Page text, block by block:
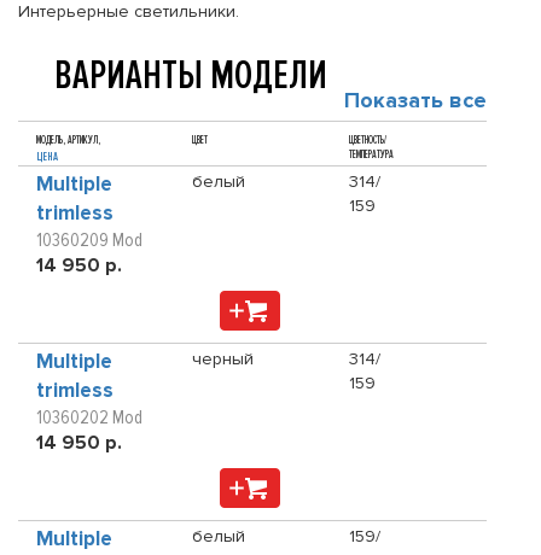
Интерьерные светильники.
ВАРИАНТЫ МОДЕЛИ Показать все
МОДЕЛЬ, АРТИКУЛ,
ЦЕНА
ЦВЕТ
ЦВЕТНОСТЬ/
ТЕМПЕРАТУРА
Multiple
trimless
10360209 Mod
14 950 р.
белый
314/
159
Multiple
trimless
10360202 Mod
14 950 р.
черный
314/
159
Multiple белый
159/